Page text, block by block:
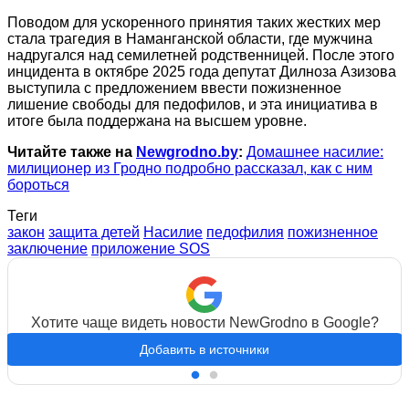
Поводом для ускоренного принятия таких жестких мер
стала трагедия в Наманганской области, где мужчина
надругался над семилетней родственницей. После этого
инцидента в октябре 2025 года депутат Дилноза Азизова
выступила с предложением ввести пожизненное
лишение свободы для педофилов, и эта инициатива в
итоге была поддержана на высшем уровне.
Читайте также на Newgrodno.by: Домашнее насилие:
милиционер из Гродно подробно рассказал, как с ним
бороться
Теги
закон защита детей Насилие педофилия пожизненное
заключение приложение SOS
Хотите чаще видеть новости NewGrodno в Google?
Добавить в источники